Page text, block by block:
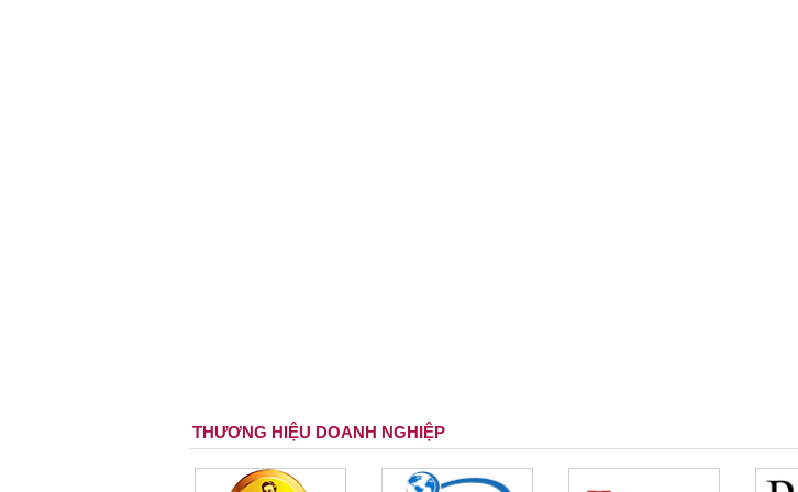
THƯƠNG HIỆU DOANH NGHIỆP